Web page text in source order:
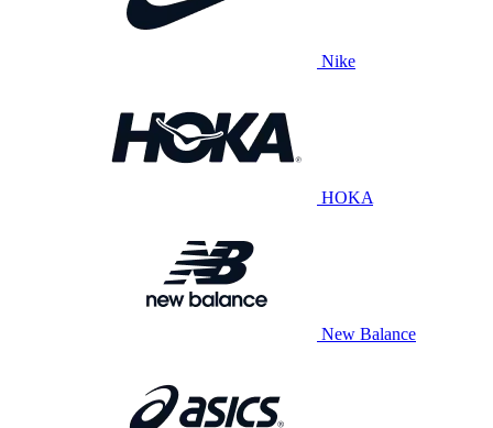
Nike
HOKA
New Balance